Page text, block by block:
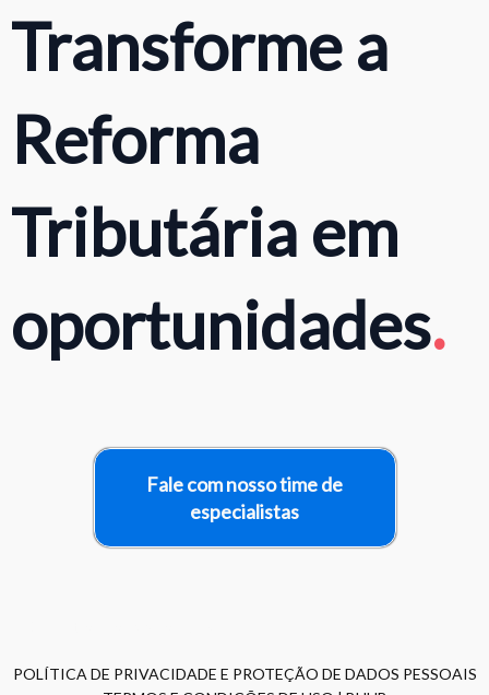
Transforme a
Reforma
Tributária em
oportunidades.
Fale com nosso time de
especialistas
POLÍTICA DE PRIVACIDADE E PROTEÇÃO DE DADOS PESSOAIS